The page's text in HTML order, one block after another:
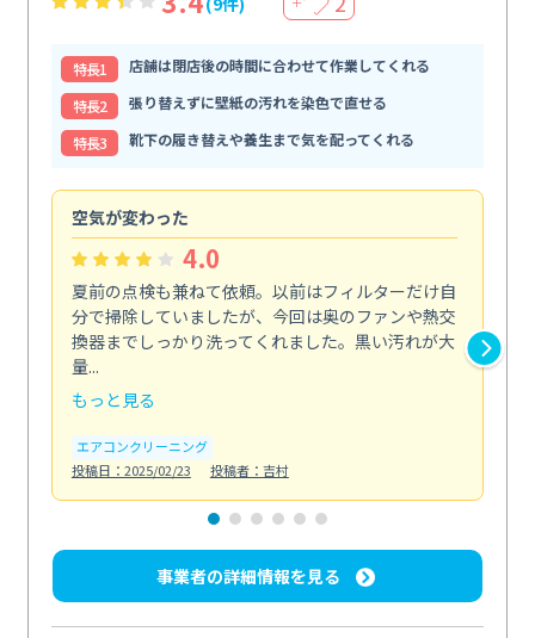
特⻑1
店舗は閉店後の時間に合わせて作業してくれる
特⻑2
張り替えずに壁紙の汚れを染色で直せる
特⻑3
靴下の履き替えや養生まで気を配ってくれる
空気が変わった
4.0
夏前の点検も兼ねて依頼。以前はフィルターだけ自
分で掃除していましたが、今回は奥のファンや熱交
換器までしっかり洗ってくれました。黒い汚れが大
量...
もっと見る
エアコンクリーニング
投稿日：2025/02/23
投稿者：吉村
事業者の詳細情報を見る